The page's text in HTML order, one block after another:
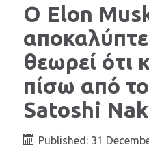
O Elon
θεωρεί ότι
πίσω από
Satoshi
Published: 31